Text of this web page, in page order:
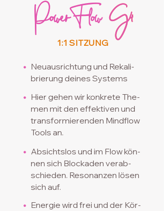
1:1 SITZUNG
PowerFlowG4
PowerFlow G4
• Neuausrichtung und Rekali-
brierung deines Systems
• Hier gehen wir konkrete The-
men mit den effektiven und
transformierenden Mindflow
Tools an.
• Absichtslos und im Flow kön-
nen sich Blockaden verab-
schieden. Resonanzen lösen
sich auf.
• Energie wird frei und der Kör-